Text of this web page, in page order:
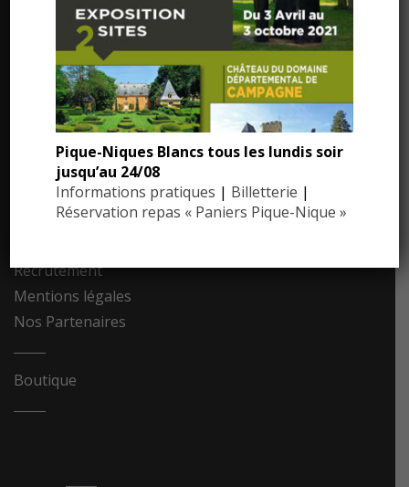
Téléphone : 05.53.28.99.71
Email : contact@eyrignac.com
ESPACE PRESSE
Dossier de presse
Communiqués de presse
Photothèque
Recrutement
Mentions légales
Nos Partenaires
Boutique
Pique-Niques Blancs tous les lundis soir
jusqu’au 24/08
Informations pratiques | Billetterie |
Réservation repas « Paniers Pique-Nique »